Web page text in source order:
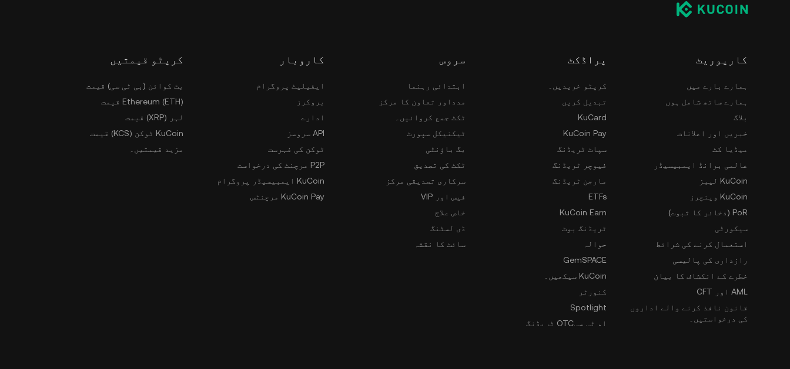
کارپوریٹ
ہمارے بارے میں
ہمارے ساتھ شامل ہوں
بلاگ
خبریں اور اعلانات
میڈیا کٹ
عالمی برانڈ ایمبیسیڈر
KuCoin لیبز
KuCoin وینچرز
PoR (ذخائر کا ثبوت)
سیکورٹی
استعمال کرنے کی شرائط
رازداری کی پالیسی
خطرے کے انکشاف کا بیان
AML اور CFT
قانون نافذ کرنے والے اداروں
کی درخواستیں۔
پراڈکٹ
کرپٹو خریدیں۔
تبدیل کریں
KuCard
KuCoin Pay
سپاٹ ٹریڈنگ
فیوچر ٹریڈنگ
مارجن ٹریڈنگ
ETFs
KuCoin Earn
ٹریڈنگ بوٹ
حوالہ
GemSPACE
KuCoin سیکھیں۔
کنورٹر
Spotlight
او ٹی سیOTC ٹریڈنگ
سروس
ابتدائی رہنما
مدداور تعاون کا مرکز
ٹکٹ جمع کروائیں۔
ٹیکنیکل سپورٹ
بگ باؤنٹی
ٹکٹ کی تصدیق
سرکاری تصدیقی مرکز
فیس اور VIP
خاص علاج
ڈی لسٹنگ
سائٹ کا نقشہ
کاروبار
ایفیلیٹ پروگرام
بروکرز
ادارے
API سروسز
ٹوکن کی فہرست
P2P مرچنٹ کی درخواست
KuCoin ایمبیسیڈر پروگرام
KuCoin Pay مرچنٹس
کرپٹو قیمتیں
بٹ کوائن (بی ٹی سی) قیمت
Ethereum (ETH) قیمت
لہر (XRP) قیمت
KuCoin ٹوکن (KCS) قیمت
مزید قیمتیں۔